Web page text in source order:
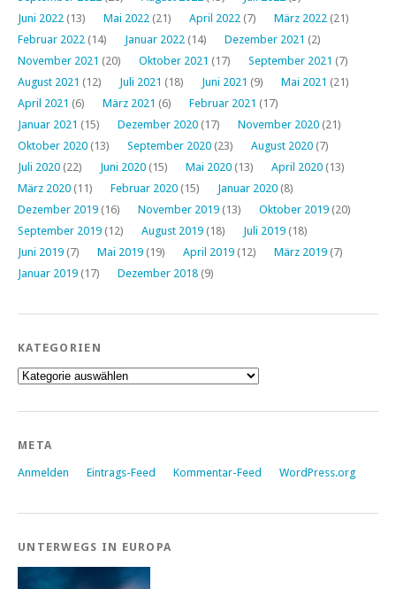
Juni 2022 (13) Mai 2022 (21) April 2022 (7) März 2022 (21)
Februar 2022 (14) Januar 2022 (14) Dezember 2021 (2)
November 2021 (20) Oktober 2021 (17) September 2021 (7)
August 2021 (12) Juli 2021 (18) Juni 2021 (9) Mai 2021 (21)
April 2021 (6) März 2021 (6) Februar 2021 (17)
Januar 2021 (15) Dezember 2020 (17) November 2020 (21)
Oktober 2020 (13) September 2020 (23) August 2020 (7)
Juli 2020 (22) Juni 2020 (15) Mai 2020 (13) April 2020 (13)
März 2020 (11) Februar 2020 (15) Januar 2020 (8)
Dezember 2019 (16) November 2019 (13) Oktober 2019 (20)
September 2019 (12) August 2019 (18) Juli 2019 (18)
Juni 2019 (7) Mai 2019 (19) April 2019 (12) März 2019 (7)
Januar 2019 (17) Dezember 2018 (9)
KATEGORIEN
Kategorien
META
Anmelden Eintrags-Feed Kommentar-Feed WordPress.org
UNTERWEGS IN EUROPA